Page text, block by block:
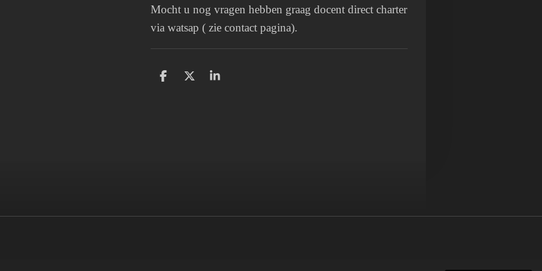
Mocht u nog vragen hebben graag docent direct charter
via watsap ( zie contact pagina).
D
D
S